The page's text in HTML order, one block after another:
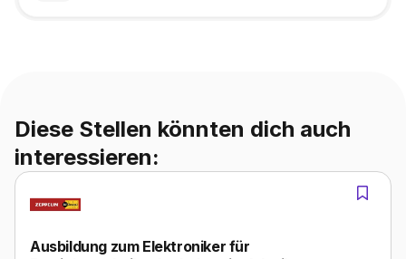
Diese Stellen könnten dich auch
interessieren:
Ausbildung zum Elektroniker für